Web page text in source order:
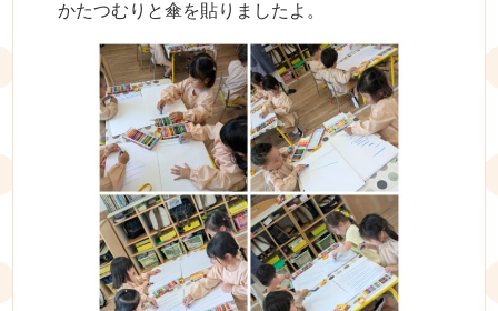
かたつむりと傘を貼りましたよ。